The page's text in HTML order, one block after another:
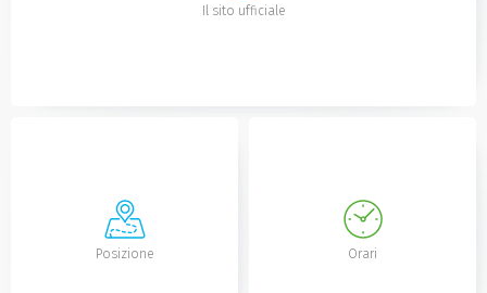
Il sito ufficiale
Posizione Orari